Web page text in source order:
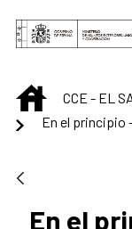
Skip to Main
INICIOCCE - EL
En el principio
En el